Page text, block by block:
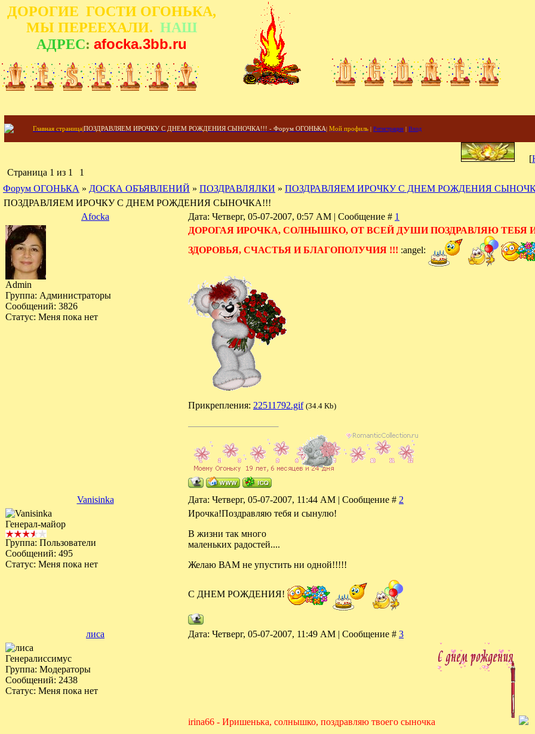
ДОРОГИЕ ГОСТИ ОГОНЬКА,
МЫ ПЕРЕЕХАЛИ. НАШ
АДРЕС: afocka.3bb.ru
Главная страница|ПОЗДРАВЛЯЕМ ИРОЧКУ С ДНЕМ РОЖДЕНИЯ СЫНОЧКА!!! - Форум ОГОНЬКА| Мой профиль | Регистрация | Вход
[
Страница 1 из 1
1
Форум ОГОНЬКА » ДОСКА ОБЪЯВЛЕНИЙ » ПОЗДРАВЛЯЛКИ » ПОЗДРАВЛЯЕМ ИРОЧКУ С ДНЕМ РОЖДЕНИЯ
ПОЗДРАВЛЯЕМ ИРОЧКУ С ДНЕМ РОЖДЕНИЯ СЫНОЧКА!!!
Afocka
Дата: Четверг, 05-07-2007, 0:57 AM | Сообщение # 1
Admin
Группа: Администраторы
Сообщений: 3826
Статус: Меня пока нет
ДОРОГАЯ ИРОЧКА, СОЛНЫШКО, ОТ ВСЕЙ ДУШИ ПОЗДРАВЛЯЮ ТЕБЯ
ЗДОРОВЬЯ, СЧАСТЬЯ И БЛАГОПОЛУЧИЯ !!! :angel:
Прикрепления: 22511792.gif (34.4 Kb)
Vanisinka Дата: Четверг, 05-07-2007, 11:44 AM | Сообщение # 2
Генерал-майор
Группа: Пользователи
Сообщений: 495
Статус: Меня пока нет
Ирочка!Поздравляю тебя и сынулю!
В жизни так много
маленьких радостей....
Желаю ВАМ не упустить ни одной!!!!!
С ДНЕМ РОЖДЕНИЯ!
лиса Дата: Четверг, 05-07-2007, 11:49 AM | Сообщение # 3
Генералиссимус
Группа: Модераторы
Сообщений: 2438
Статус: Меня пока нет
irina66 - Иришенька, солнышко, поздравляю твоего сыночка